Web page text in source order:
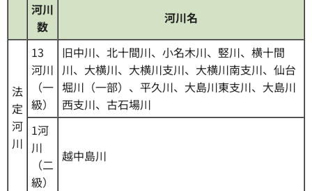
河川
数
河川名
法
定
河
川
13
河川
（一
級）
旧中川、北十間川、小名木川、竪川、横十間
川、大横川、大横川支川、大横川南支川、仙台
堀川（一部）、平久川、大島川東支川、大島川
西支川、古石場川
1河
川
（二
級）
越中島川